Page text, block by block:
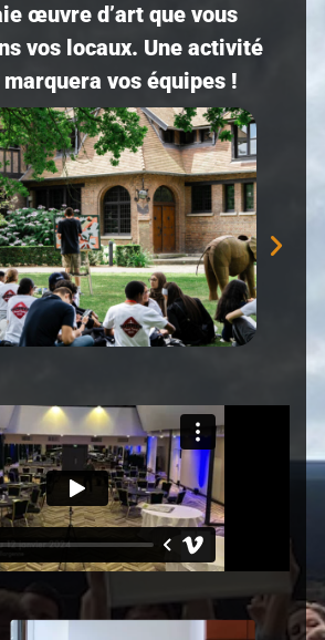
œuvre d’art que vous
vos locaux. Une activité
vos équipes !